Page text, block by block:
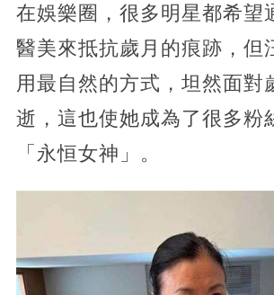
在娛樂圈，很多明星都希望
醫美來抵抗歲月的痕跡，但
用最自然的方式，坦然面對
逝，這也使她成為了很多粉
「永恒女神」。